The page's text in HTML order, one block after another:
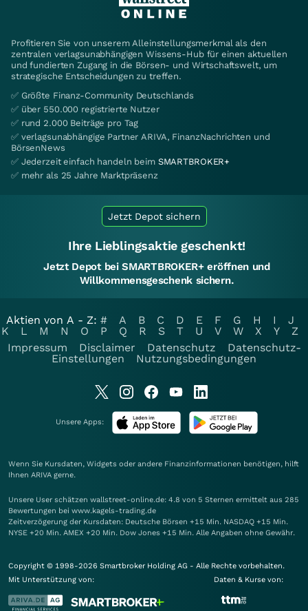
Profitieren Sie von unserem Alleinstellungsmerkmal als den
zentralen verlagsunabhängigen Wissens-Hub für einen aktuellen
und fundierten Zugang in die Börsen- und Wirtschaftswelt, um
strategische Entscheidungen zu treffen.
✅ Größte Finanz-Community Deutschlands
✅ über 550.000 registrierte Nutzer
✅ rund 2.000 Beiträge pro Tag
✅ verlagsunabhängige Partner ARIVA, FinanzNachrichten und
BörsenNews
✅ Jederzeit einfach handeln beim SMARTBROKER+
✅ mehr als 25 Jahre Marktpräsenz
Jetzt Depot sichern
Ihre Lieblingsaktie geschenkt!
Jetzt Depot bei SMARTBROKER+ eröffnen und
Willkommensgeschenk sichern.
Aktien von A - Z: # A B C D E F G H I
J
K
L M N O P Q R S T U V W X Y
Z
Impressum
Disclaimer Datenschutz
Datenschutz-
Einstellungen
Nutzungsbedingungen
Unsere Apps:
Wenn Sie Kursdaten, Widgets oder andere Finanzinformationen benötigen, hilft
Ihnen ARIVA gerne.
Unsere User schätzen wallstreet-online.de: 4.8 von 5 Sternen ermittelt aus 285
Bewertungen bei www.kagels-trading.de
Zeitverzögerung der Kursdaten: Deutsche Börsen +15 Min. NASDAQ +15 Min.
NYSE +20 Min. AMEX +20 Min. Dow Jones +15 Min. Alle Angaben ohne Gewähr.
Copyright © 1998-2026 Smartbroker Holding AG - Alle Rechte vorbehalten.
Mit Unterstützung von:
Daten & Kurse von: